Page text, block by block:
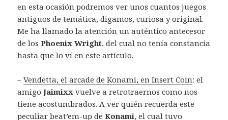
en esta ocasión podremos ver unos cuantos juegos
antiguos de temática, digamos, curiosa y original.
Me ha llamado la atención un auténtico antecesor
de losPhoenix Wright, del cual no tenía constancia
hasta que lo ví en este artículo.
–Vendetta, el arcade de Konami, en Insert Coin: el
amigoJaimixx vuelve a retrotraernos como nos
tiene acostumbrados. A ver quién recuerda este
peculiar beat’em-up deKonami, el cual tuvo